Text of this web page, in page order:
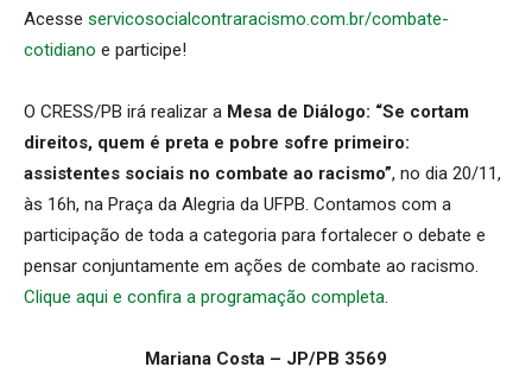
Acesse servicosocialcontraracismo.com.br/combate-
cotidiano e participe!
O CRESS/PB irá realizar a Mesa de Diálogo: “Se cortam
direitos, quem é preta e pobre sofre primeiro:
assistentes sociais no combate ao racismo”, no dia 20/11,
às 16h, na Praça da Alegria da UFPB. Contamos com a
participação de toda a categoria para fortalecer o debate e
pensar conjuntamente em ações de combate ao racismo.
Clique aqui e confira a programação completa.
Mariana Costa – JP/PB 3569